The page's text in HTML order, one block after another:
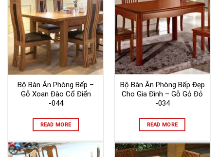
Bộ Bàn Ăn Phòng Bếp –
Gỗ Xoan Đào Cổ Điển
-044
READ MORE
Bộ Bàn Ăn Phòng Bếp Đẹp
Cho Gia Đình – Gỗ Gỏ Đỏ
-034
READ MORE